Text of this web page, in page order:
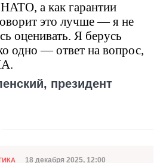
а как гарантии
это лучше — я не
оценивать. Я берусь
одно — ответ на вопрос,
президент
18 декабря 2025, 12:00